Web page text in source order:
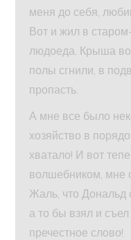
меня до себя,
Вот и жил в
людоеда. Крыша
полы сгнили, в
пропасть.
А мне все было
хозяйство в
хватало! И вот
волшебником, мне
Жаль, что Дональд
а то бы взял и
пречестное слово!